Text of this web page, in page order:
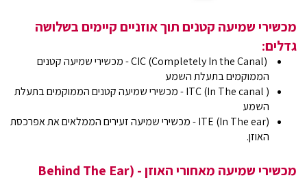
מכשירי שמיעה קטנים תוך אוזניים קיימים בשלושה
גדלים:
(CIC (Completely In the Canal - מכשירי שמיעה קטנים
הממוקמים בתעלת השמע
( ITC (In The canal - מכשירי שמיעה קטנים הממוקמים בתעלת
השמע
(ITE (In The ear - מכשירי שמיעה זעירים הממלאים את אפרכסת
האוזן.
מכשירי שמיעה מאחורי האוזן - Behind The Ear)